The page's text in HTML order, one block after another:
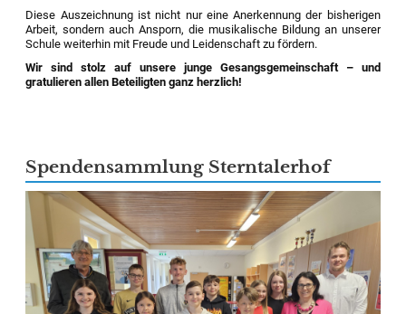
Diese Auszeichnung ist nicht nur eine Anerkennung der bisherigen
Arbeit, sondern auch Ansporn, die musikalische Bildung an unserer
Schule weiterhin mit Freude und Leidenschaft zu fördern.
Wir sind stolz auf unsere junge Gesangsgemeinschaft – und
gratulieren allen Beteiligten ganz herzlich!
Spendensammlung Sterntalerhof